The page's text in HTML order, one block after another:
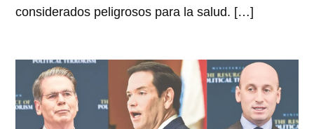
considerados peligrosos para la salud. […]